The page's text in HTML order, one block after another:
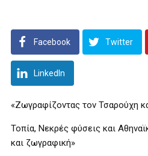
Facebook Twitter
LinkedIn
«Ζωγραφίζοντας τον Τσαρούχη
Τοπία, Νεκρές φύσεις και
και ζωγραφική»